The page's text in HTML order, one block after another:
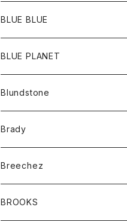
ポーチ
Ｔシャツ
ポトム
パンツ
BLUE BLUE
アウター
カーディガン
コート
アクセサリー
バッグ
ベルト
キッズ
Tシャツ
グッズ
アンダーウェアー
トップス
BLUE PLANET
サングラス
Blundstone
Brady
Breechez
シャツ
BROOKS